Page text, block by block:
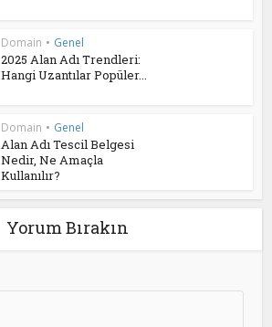
Domain • Genel
2025 Alan Adı Trendleri:
Hangi Uzantılar Popüler...
Domain • Genel
Alan Adı Tescil Belgesi
Nedir, Ne Amaçla
Kullanılır?
Yorum Bırakın